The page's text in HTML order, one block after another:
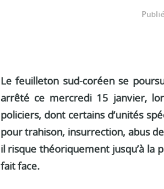
Le feuilleton sud-coréen se
arrêté ce mercredi 15 janvier,
policiers, dont certains d’unités
pour trahison, insurrection, abus
il risque théoriquement jusqu’à la
fait face.